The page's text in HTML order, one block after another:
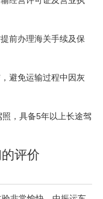
前办理海关手续及保
避免运输过程中因灰
，具备5年以上长途驾
评价